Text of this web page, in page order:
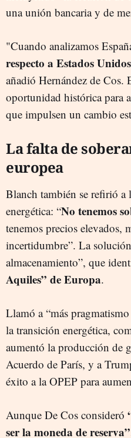
una unión bancaria y de
"Cuando analizamos
respecto a Estados
añadió Hernández de
oportunidad histórica para
que impulsen un cambio
La falta de
europea
Blanch también se refirió a
energética: “No tenemos
tenemos precios elevados,
incertidumbre”. La
almacenamiento”, que
Aquiles” de Europa.
Llamó a “más
la transición energética,
aumentó la producción de
Acuerdo de París, y a
éxito a la OPEP para
Aunque De Cos consideró
ser la moneda de reserva”